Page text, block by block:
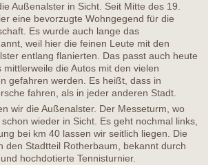
Außenalster in Sicht. Seit Mitte des 19.
eine bevorzugte Wohngegend für die
Es wurde auch lange das
weil hier die feinen Leute mit den
entlang flanierten. Das passt auch heute
mittlerweile die Autos mit den vielen
gefahren werden. Es heißt, dass in
fahren, als in jeder anderen Stadt.
wir die Außenalster. Der Messeturm, wo
wieder in Sicht. Es geht nochmal links,
bei km 40 lassen wir seitlich liegen. Die
den Stadtteil Rotherbaum, bekannt durch
hochdotierte Tennisturnier.